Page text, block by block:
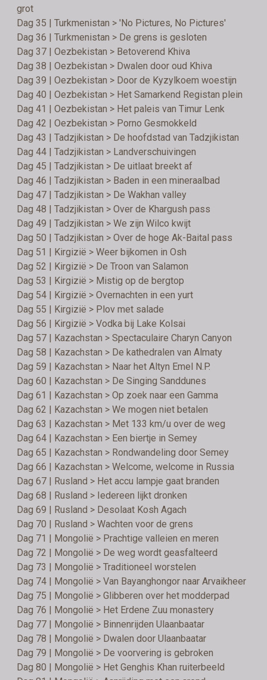
grot
Dag 35 | Turkmenistan > 'No Pictures, No Pictures'
Dag 36 | Turkmenistan > De grens is gesloten
Dag 37 | Oezbekistan > Betoverend Khiva
Dag 38 | Oezbekistan > Dwalen door oud Khiva
Dag 39 | Oezbekistan > Door de Kyzylkoem woestijn
Dag 40 | Oezbekistan > Het Samarkend Registan plein
Dag 41 | Oezbekistan > Het paleis van Timur Lenk
Dag 42 | Oezbekistan > Porno Gesmokkeld
Dag 43 | Tadzjikistan > De hoofdstad van Tadzjikistan
Dag 44 | Tadzjikistan > Landverschuivingen
Dag 45 | Tadzjikistan > De uitlaat breekt af
Dag 46 | Tadzjikistan > Baden in een mineraalbad
Dag 47 | Tadzjikistan > De Wakhan valley
Dag 48 | Tadzjikistan > Over de Khargush pass
Dag 49 | Tadzjikistan > We zijn Wilco kwijt
Dag 50 | Tadzjikistan > Over de hoge Ak-Baital pass
Dag 51 | Kirgizië > Weer bijkomen in Osh
Dag 52 | Kirgizië > De Troon van Salamon
Dag 53 | Kirgizië > Mistig op de bergtop
Dag 54 | Kirgizië > Overnachten in een yurt
Dag 55 | Kirgizië > Plov met salade
Dag 56 | Kirgizië > Vodka bij Lake Kolsai
Dag 57 | Kazachstan > Spectaculaire Charyn Canyon
Dag 58 | Kazachstan > De kathedralen van Almaty
Dag 59 | Kazachstan > Naar het Altyn Emel N.P.
Dag 60 | Kazachstan > De Singing Sanddunes
Dag 61 | Kazachstan > Op zoek naar een Gamma
Dag 62 | Kazachstan > We mogen niet betalen
Dag 63 | Kazachstan > Met 133 km/u over de weg
Dag 64 | Kazachstan > Een biertje in Semey
Dag 65 | Kazachstan > Rondwandeling door Semey
Dag 66 | Kazachstan > Welcome, welcome in Russia
Dag 67 | Rusland > Het accu lampje gaat branden
Dag 68 | Rusland > Iedereen lijkt dronken
Dag 69 | Rusland > Desolaat Kosh Agach
Dag 70 | Rusland > Wachten voor de grens
Dag 71 | Mongolië > Prachtige valleien en meren
Dag 72 | Mongolië > De weg wordt geasfalteerd
Dag 73 | Mongolië > Traditioneel worstelen
Dag 74 | Mongolië > Van Bayanghongor naar Arvaikheer
Dag 75 | Mongolië > Glibberen over het modderpad
Dag 76 | Mongolië > Het Erdene Zuu monastery
Dag 77 | Mongolië > Binnenrijden Ulaanbaatar
Dag 78 | Mongolië > Dwalen door Ulaanbaatar
Dag 79 | Mongolië > De voorvering is gebroken
Dag 80 | Mongolië > Het Genghis Khan ruiterbeeld